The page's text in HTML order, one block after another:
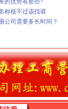
）
工商注册）
的优势有那些?
称核不过该找谁
公司需要多长时间？